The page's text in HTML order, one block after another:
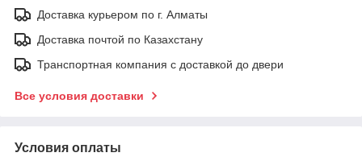
Доставка курьером по г. Алматы
Доставка почтой по Казахстану
Транспортная компания с доставкой до двери
Все условия доставки
Условия оплаты